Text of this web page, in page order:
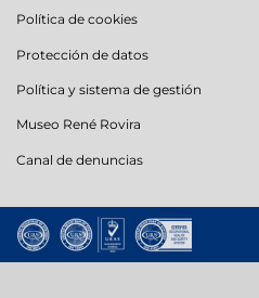
Política de cookies
Protección de datos
Política y sistema de gestión
Museo René Rovira
Canal de denuncias